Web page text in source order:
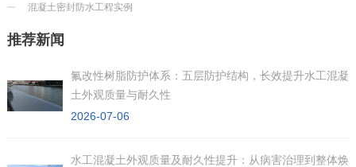
混凝土密封防水工程实例
推荐新闻
氟改性树脂防护体系：五层防护结构，长效提升水工混凝
土外观质量与耐久性
2026-07-06
水工混凝土外观质量及耐久性提升：从病害治理到整体焕